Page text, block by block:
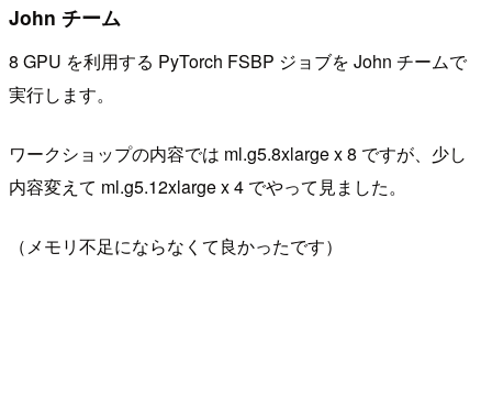
John チーム
8 GPU を利用する PyTorch FSBP ジョブを John チームで
実行します。
ワークショップの内容では ml.g5.8xlarge x 8 ですが、少し
内容変えて ml.g5.12xlarge x 4 でやって見ました。
（メモリ不足にならなくて良かったです）